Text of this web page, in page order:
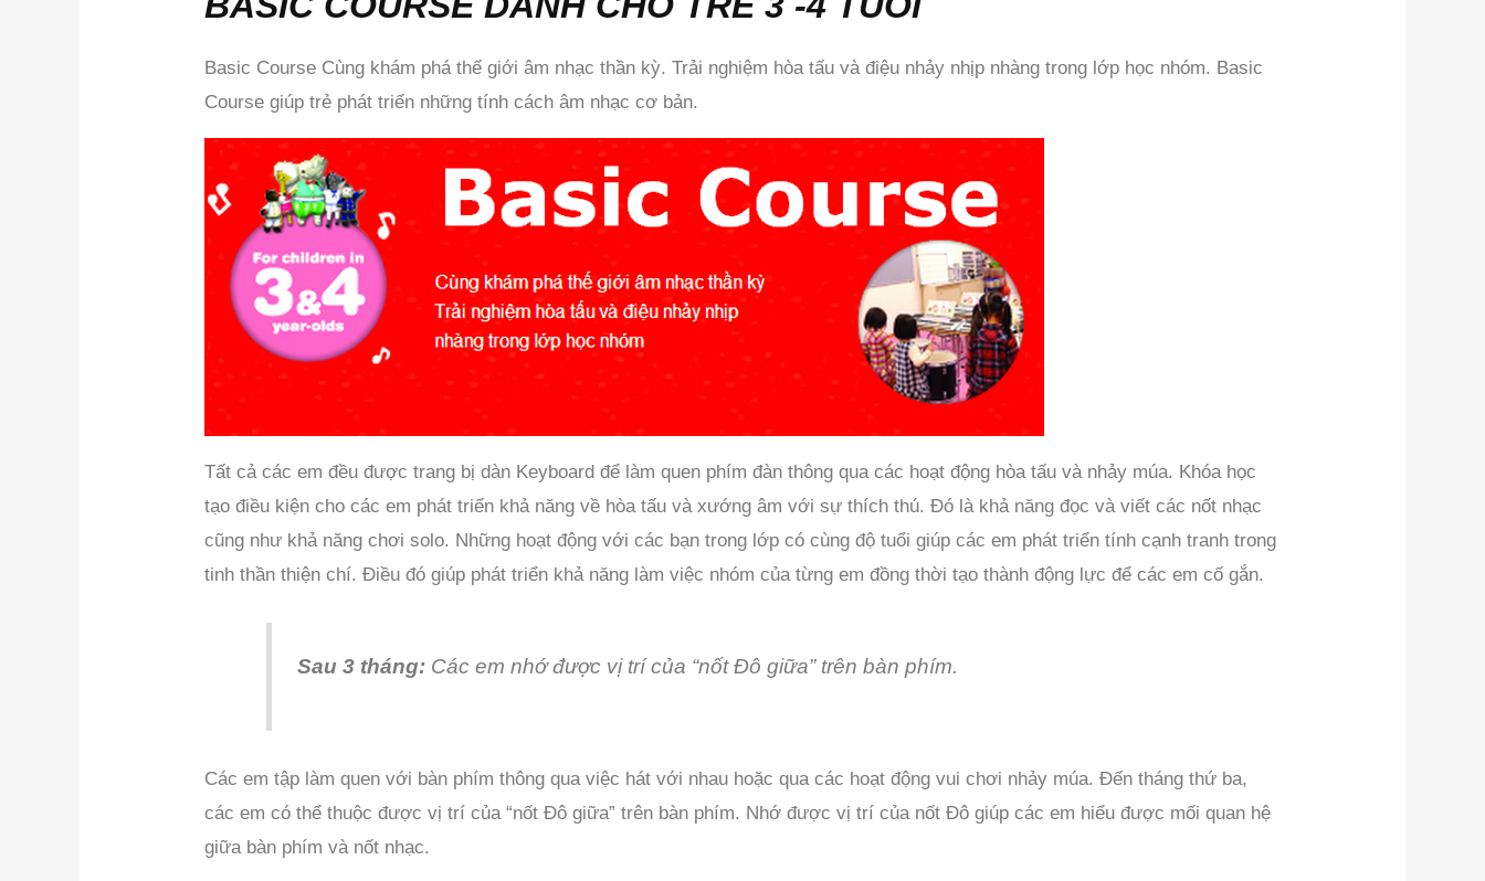
Basic Course Cùng khám phá thế giới âm nhạc thần kỳ. Trải nghiệm hòa tấu và điệu nhảy nhịp nhàng trong lớp học nhóm. Basic
Course giúp trẻ phát triển những tính cách âm nhạc cơ bản.
Tất cả các em đều được trang bị dàn Keyboard để làm quen phím đàn thông qua các hoạt động hòa tấu và nhảy múa. Khóa học
tạo điều kiện cho các em phát triển khả năng về hòa tấu và xướng âm với sự thích thú. Đó là khả năng đọc và viết các nốt nhạc
cũng như khả năng chơi solo. Những hoạt động với các bạn trong lớp có cùng độ tuổi giúp các em phát triển tính cạnh tranh trong
tinh thần thiện chí. Điều đó giúp phát triển khả năng làm việc nhóm của từng em đồng thời tạo thành động lực để các em cố gắn.
Sau 3 tháng:Các em nhớ được vị trí của “nốt Đô giữa” trên bàn phím.
Các em tập làm quen với bàn phím thông qua việc hát với nhau hoặc qua các hoạt động vui chơi nhảy múa. Đến tháng thứ ba,
các em có thể thuộc được vị trí của “nốt Đô giữa” trên bàn phím. Nhớ được vị trí của nốt Đô giúp các em hiểu được mối quan hệ
giữa bàn phím và nốt nhạc.